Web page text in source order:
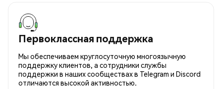
Первоклассная поддержка
Мы обеспечиваем круглосуточную многоязычную
поддержку клиентов, а сотрудники службы
поддержки в наших сообществах в Telegram и Discord
отличаются высокой активностью.